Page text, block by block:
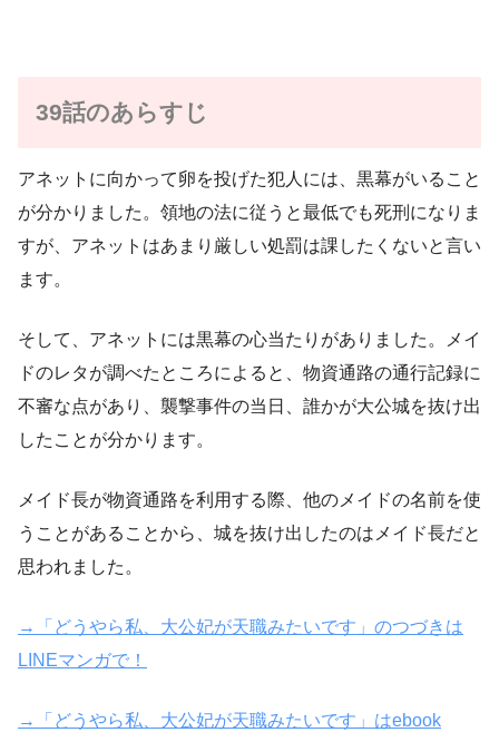
39話のあらすじ
アネットに向かって卵を投げた犯人には、黒幕がいること
が分かりました。領地の法に従うと最低でも死刑になりま
すが、アネットはあまり厳しい処罰は課したくないと言い
ます。
そして、アネットには黒幕の心当たりがありました。メイ
ドのレタが調べたところによると、物資通路の通行記録に
不審な点があり、襲撃事件の当日、誰かが大公城を抜け出
したことが分かります。
メイド長が物資通路を利用する際、他のメイドの名前を使
うことがあることから、城を抜け出したのはメイド長だと
思われました。
→「どうやら私、大公妃が天職みたいです」のつづきは
LINEマンガで！
→「どうやら私、大公妃が天職みたいです」はebook